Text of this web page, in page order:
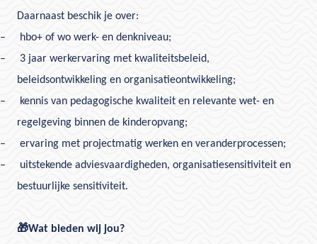
Daarnaast beschik je over:
–
hbo+ of wo werk- en denkniveau;
–
3 jaar werkervaring met kwaliteitsbeleid,
beleidsontwikkeling en organisatieontwikkeling;
–
kennis van pedagogische kwaliteit en relevante wet- en
regelgeving binnen de kinderopvang;
–
ervaring met projectmatig werken en veranderprocessen;
–
uitstekende adviesvaardigheden, organisatiesensitiviteit en
bestuurlijke sensitiviteit.
🎁Wat bieden wij jou?